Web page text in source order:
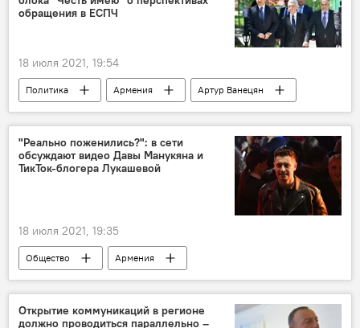
обращения в ЕСПЧ
18 июля 2021, 19:54
Политика Армения
Артур Ванецян
ЕСПЧ
блок "Честь имею"
Новости Армения
"Реально поженились?": в сети
обсуждают видео Давы Манукяна и
ТикТок-блогера Лукашевой
18 июля 2021, 19:35
Общество
Армения
Давид Манукян
Открытие коммуникаций в регионе
должно проводиться параллельно –